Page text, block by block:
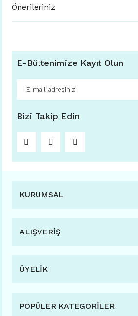
Önerileriniz
E-Bültenimize Kayıt Olun
Bizi Takip Edin
KURUMSAL
ALIŞVERİŞ
ÜYELİK
POPÜLER KATEGORİLER